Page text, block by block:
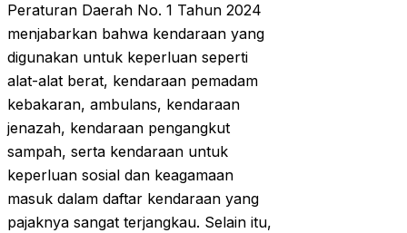
Peraturan Daerah No. 1 Tahun 2024
menjabarkan bahwa kendaraan yang
digunakan untuk keperluan seperti
alat-alat berat, kendaraan pemadam
kebakaran, ambulans, kendaraan
jenazah, kendaraan pengangkut
sampah, serta kendaraan untuk
keperluan sosial dan keagamaan
masuk dalam daftar kendaraan yang
pajaknya sangat terjangkau. Selain itu,